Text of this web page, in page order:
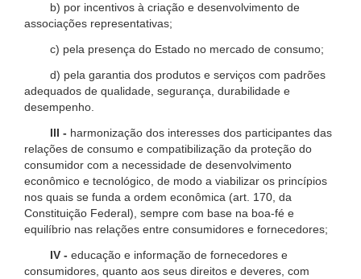
b) por incentivos à criação e desenvolvimento de
associações representativas;
c) pela presença do Estado no mercado de consumo;
d) pela garantia dos produtos e serviços com padrões
adequados de qualidade, segurança, durabilidade e
desempenho.
III - harmonização dos interesses dos participantes das
relações de consumo e compatibilização da proteção do
consumidor com a necessidade de desenvolvimento
econômico e tecnológico, de modo a viabilizar os princípios
nos quais se funda a ordem econômica (art. 170, da
Constituição Federal), sempre com base na boa-fé e
equilíbrio nas relações entre consumidores e fornecedores;
IV - educação e informação de fornecedores e
consumidores, quanto aos seus direitos e deveres, com